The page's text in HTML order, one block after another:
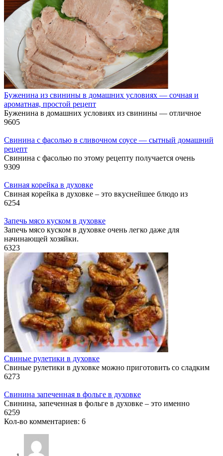
Буженина из свинины в домашних условиях — сочная и
ароматная, простой рецепт
Буженина в домашних условиях из свинины — отличное
9605
Свинина с фасолью в сливочном соусе — сытный домашний
рецепт
Свинина с фасолью по этому рецепту получается очень
9309
Свиная корейка в духовке
Свиная корейка в духовке – это вкуснейшее блюдо из
6254
Запечь мясо куском в духовке
Запечь мясо куском в духовке очень легко даже для
начинающей хозяйки.
6323
Свиные рулетики в духовке
Свиные рулетики в духовке можно приготовить со сладким
6273
Свинина запеченная в фольге в духовке
Cвинина, запеченная в фольге в духовке – это именно
6259
Кол-во комментариев: 6